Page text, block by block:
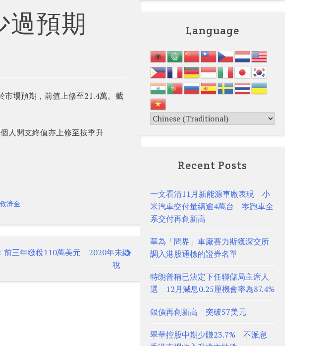
過預期
市場預期，前值上修至21.4萬。截
人開支終值亦上修至按季升
濟金
前三年繳稅110萬美元 2020年未繳
稅
Language
Recent Posts
一文看清11月新能源車廠表現 小
米汽車交付量續逾4萬台 零跑車全
系交付再創新高
華為「問界」車廠賽力斯獲深交所
調入港股通標的證券名單
特朗普稱已決定下任聯儲局主席人
選 12月減息0.25厘機會率為87.4%
銀價再創新高 突破57美元
翠華控股中期少賺23.7% 不派息